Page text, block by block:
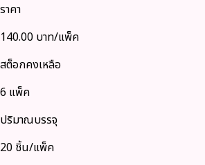
ราคา
140.00 บาท/แพ็ค
สต็อกคงเหลือ
6 แพ็ค
ปริมาณบรรจุ
20 ชิ้น/แพ็ค